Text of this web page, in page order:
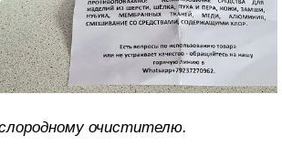
очистителю.